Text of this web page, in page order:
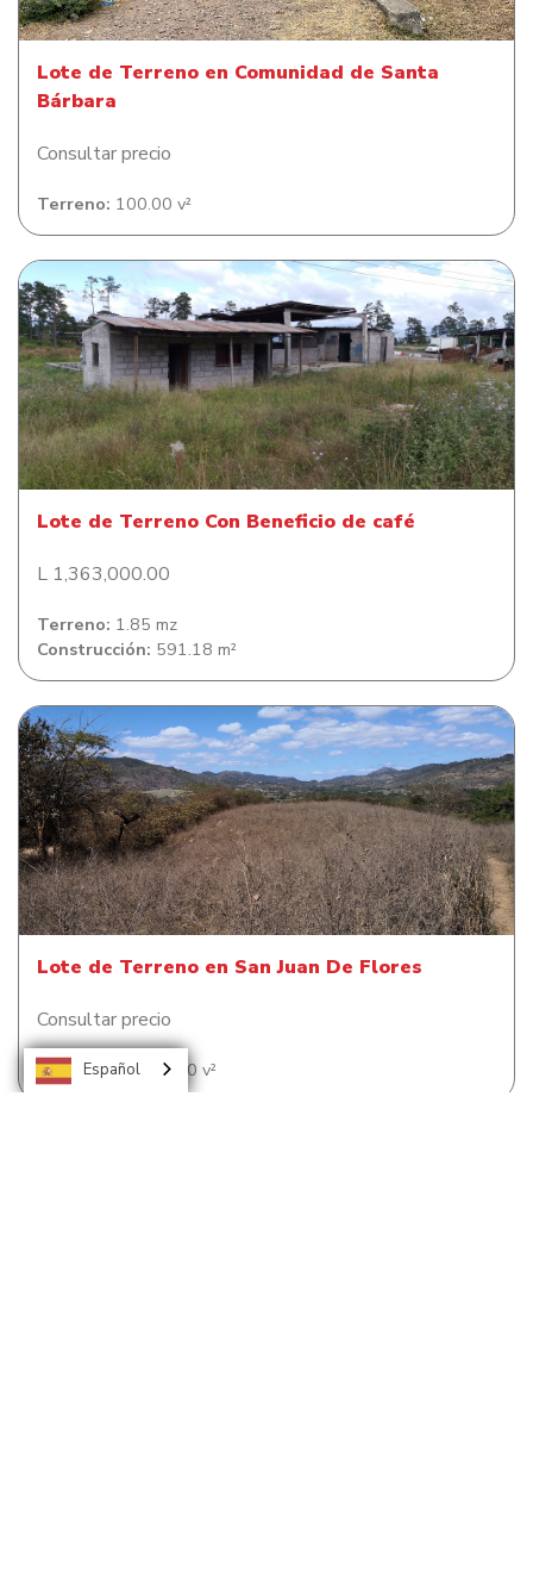
Lote de Terreno en Comunidad de Santa
Bárbara
Consultar precio
Terreno: 100.00 v²
Lote de Terreno Con Beneficio de café
Lote de Terreno Con Beneficio de café
L 1,363,000.00
Terreno: 1.85 mz
Construcción: 591.18 m²
Lote de Terreno en San Juan De Flores
Lote de Terreno en San Juan De Flores
Consultar precio
Terreno:29,013.50 v²
Español